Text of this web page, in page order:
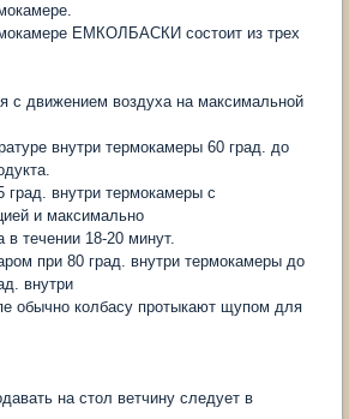
ЕМКОЛБАСКИ состоит из трех
движением воздуха на максимальной
внутри термокамеры 60 град. до
внутри термокамеры с
и максимально
течении 18-20 минут.
при 80 град. внутри термокамеры до
внутри
обычно колбасу протыкают щупом для
на стол ветчину следует в